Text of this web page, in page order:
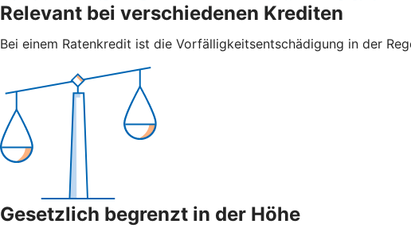
Relevant bei verschiedenen Krediten
Bei einem Ratenkredit ist die Vorfälligkeitsentschädigung in der
Gesetzlich begrenzt in der Höhe